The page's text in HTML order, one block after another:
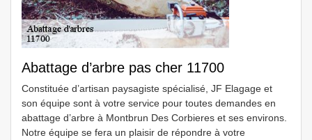
Abattage d’arbre pas cher 11700
Constituée d’artisan paysagiste spécialisé, JF Elagage et
son équipe sont à votre service pour toutes demandes en
abattage d’arbre à Montbrun Des Corbieres et ses environs.
Notre équipe se fera un plaisir de répondre à votre